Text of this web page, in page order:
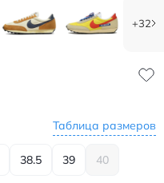
+32
Таблица размеров
38.5 39 40